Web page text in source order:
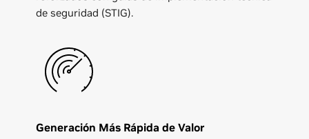
de seguridad (STIG).
Generación Más Rápida de Valor